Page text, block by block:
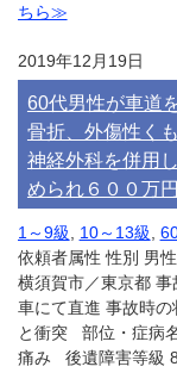
ちら≫
2019年12月19日
60代男性が車道
骨折、外傷性く
神経外科を併用
められ６００万
1～9級, 10～13級,
依頼者属性 性別 男
横須賀市／東京都
車にて直進 事故時
と衝突 部位・症病
痛み 後遺障害等級